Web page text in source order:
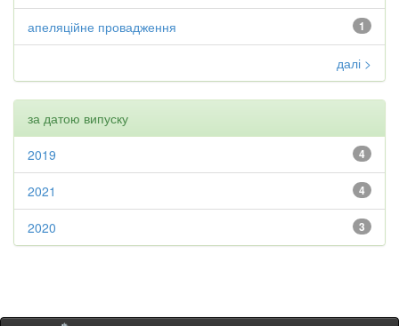
1
апеляційне провадження
далі >
за датою випуску
4
2019
4
2021
3
2020